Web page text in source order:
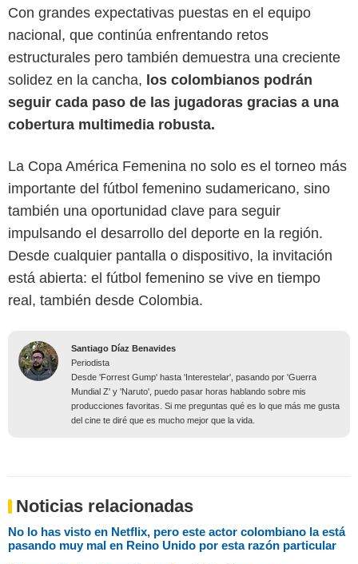
Con grandes expectativas puestas en el equipo
nacional, que continúa enfrentando retos
estructurales pero también demuestra una creciente
solidez en la cancha, los colombianos podrán
seguir cada paso de las jugadoras gracias a una
cobertura multimedia robusta.
La Copa América Femenina no solo es el torneo más
importante del fútbol femenino sudamericano, sino
también una oportunidad clave para seguir
impulsando el desarrollo del deporte en la región.
Desde cualquier pantalla o dispositivo, la invitación
está abierta: el fútbol femenino se vive en tiempo
real, también desde Colombia.
Santiago Díaz Benavides
Periodista
Desde 'Forrest Gump' hasta 'Interestelar', pasando por 'Guerra
Mundial Z' y 'Naruto', puedo pasar horas hablando sobre mis
producciones favoritas. Si me preguntas qué es lo que más me gusta
del cine te diré que es mucho mejor que la vida.
Noticias relacionadas
No lo has visto en Netflix, pero este actor colombiano la está
pasando muy mal en Reino Unido por esta razón particular